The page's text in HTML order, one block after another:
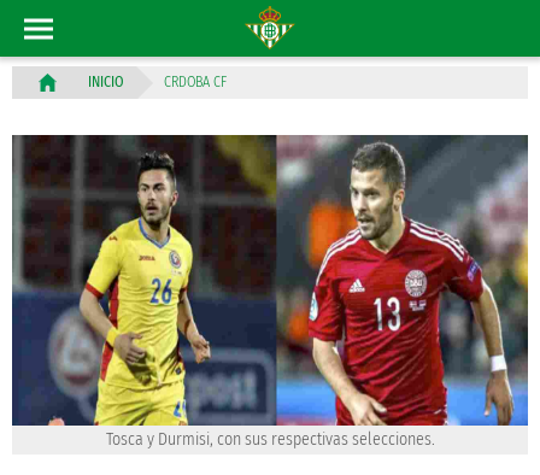
INICIO CRDOBA CF
Tosca y Durmisi, con sus respectivas selecciones.